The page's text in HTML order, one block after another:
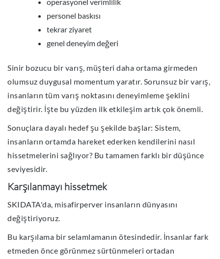
personel baskısı
tekrar ziyaret
genel deneyim değeri
Sinir bozucu bir varış, müşteri daha ortama girmeden
olumsuz duygusal momentum yaratır. Sorunsuz bir varış,
insanların tüm varış noktasını deneyimleme şeklini
değiştirir. İşte bu yüzden ilk etkileşim artık çok önemli.
Sonuçlara dayalı hedef şu şekilde başlar: Sistem,
insanların ortamda hareket ederken kendilerini nasıl
hissetmelerini sağlıyor? Bu tamamen farklı bir düşünce
seviyesidir.
Karşılanmayı hissetmek
SKIDATA'da, misafirperver insanların dünyasını
değiştiriyoruz.
Bu karşılama bir selamlamanın ötesindedir. İnsanlar fark
etmeden önce görünmez sürtünmeleri ortadan